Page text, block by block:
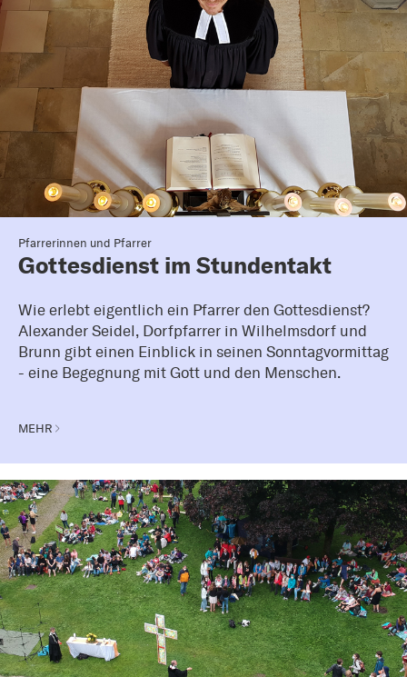
Pfarrerinnen und Pfarrer
Gottesdienst im Stundentakt
Wie erlebt eigentlich ein Pfarrer den Gottesdienst?
Alexander Seidel, Dorfpfarrer in Wilhelmsdorf und
Brunn gibt einen Einblick in seinen Sonntagvormittag
- eine Begegnung mit Gott und den Menschen.
MEHR